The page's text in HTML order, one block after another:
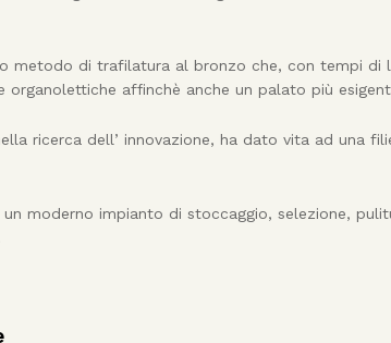
metodo di trafilatura al bronzo che, con tempi di
affinchè anche un palato più
ricerca dell’ innovazione, ha dato vita ad una
moderno impianto di stoccaggio, selezione,